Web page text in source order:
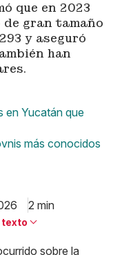
que en 2023
gran tamaño
y aseguró
han
en Yucatán que
más conocidos
2 min
texto